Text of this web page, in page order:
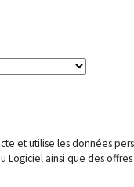
et utilise les données
Logiciel ainsi que des